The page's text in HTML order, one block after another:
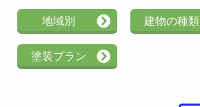
地域別 建物の種類
塗装プラン